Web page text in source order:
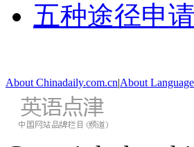
五种途径申
About Chinadaily.com.cn|About